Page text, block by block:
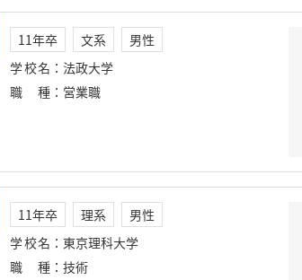
11年卒 文系
男性
学校名 ： 法政大学
職種 ： 営業職
11年卒 理系
男性
学校名 ： 東京理科大学
職種 ： 技術